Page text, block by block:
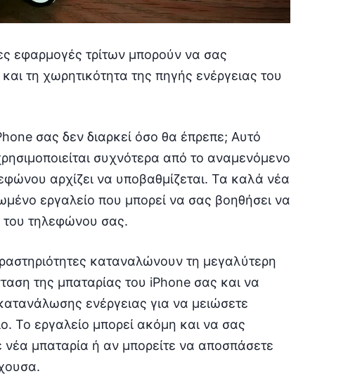
εφαρμογές τρίτων μπορούν να σας
τη χωρητικότητα της πηγής ενέργειας του
σας δεν διαρκεί όσο θα έπρεπε; Αυτό
συχνότερα από το αναμενόμενο
αρχίζει να υποβαθμίζεται. Τα καλά νέα
εργαλείο που μπορεί να σας βοηθήσει να
του τηλεφώνου σας.
καταναλώνουν τη μεγαλύτερη
της μπαταρίας του iPhone σας και να
ενέργειας για να μειώσετε
Το εργαλείο μπορεί ακόμη και να σας
νέα μπαταρία ή αν μπορείτε να αποσπάσετε